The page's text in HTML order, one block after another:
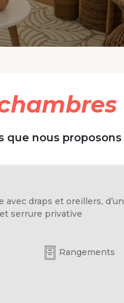
que nous proposons
draps et oreillers, d’un
serrure privative
Rangements